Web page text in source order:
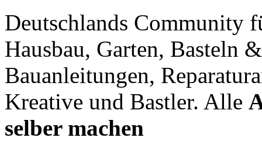
Deutschlands Community
Hausbau, Garten, Basteln
Bauanleitungen,
Kreative und Bastler. Alle
selber machen